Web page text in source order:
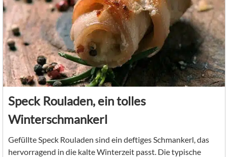
Speck Rouladen, ein tolles
Winterschmankerl
Gefüllte Speck Rouladen sind ein deftiges Schmankerl, das
hervorragend in die kalte Winterzeit passt. Die typische